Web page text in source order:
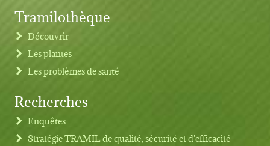
Footer menu
Tramilothèque
Découvrir
Les plantes
Les problèmes de santé
Recherches
Enquêtes
Stratégie TRAMIL de qualité, sécurité et d'efficacité